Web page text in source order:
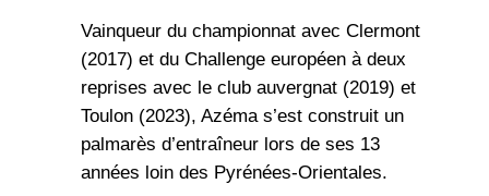
Vainqueur du championnat avec Clermont
(2017) et du Challenge européen à deux
reprises avec le club auvergnat (2019) et
Toulon (2023), Azéma s’est construit un
palmarès d’entraîneur lors de ses 13
années loin des Pyrénées-Orientales.